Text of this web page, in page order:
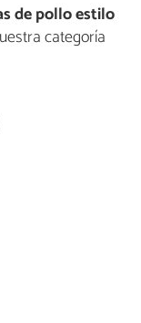
de pollo estilo
categoría